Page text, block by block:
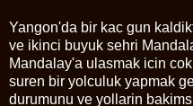
Yangon'da bir kac gun
ve ikinci buyuk sehri
Mandalay'a ulasmak icin
suren bir yolculuk yapmak
durumunu ve yollarin